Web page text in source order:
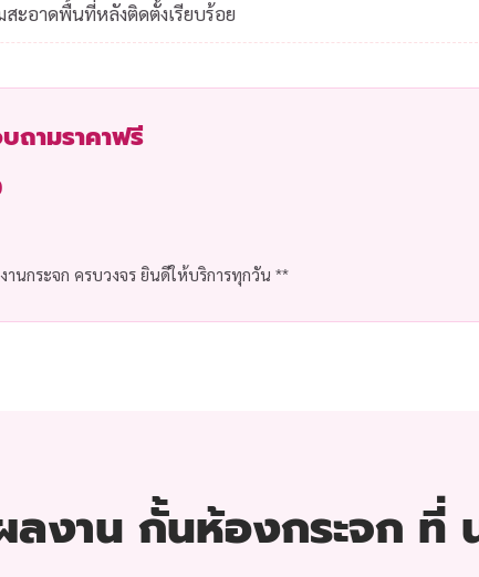
สะอาดพื้นที่หลังติดตั้งเรียบร้อย
ถามราคาฟรี
านกระจก ครบวงจร ยินดีให้บริการทุกวัน **
ลงาน กั้นห้องกระจก ที่